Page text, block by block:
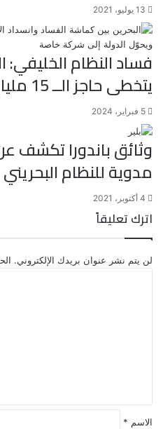
13 يوليو، 2021
فساد النظام الخليفي:
يتخطى حاجز الــ 15 مليار دينار
5 فبراير، 2024
وثائق باندورا تكشف
مدوية للنظام البحريني
4 أكتوبر، 2021
اترك تعليقاً
لن يتم نشر عنوان بريدك الإلكتروني.
الاسم *